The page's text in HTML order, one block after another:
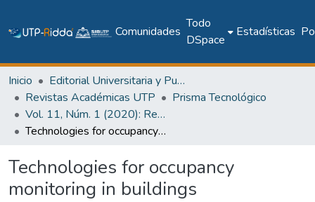
Comunidades
Todo
DSpace
Estadísticas
Inicio
Editorial Universitaria y Publicaciones Seriadas
Revistas Académicas UTP
Prisma Tecnológico
Vol. 11, Núm. 1 (2020): Revista Prisma Tecnológico
Technologies for occupancy monitoring in buildings
Technologies for occupancy
monitoring in buildings